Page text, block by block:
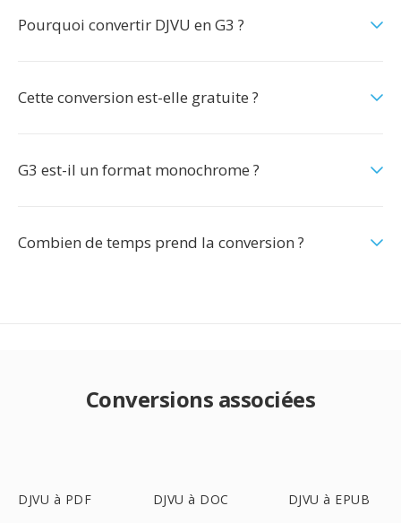
Pourquoi convertir DJVU en G3 ?
Cette conversion est-elle gratuite ?
G3 est-il un format monochrome ?
Combien de temps prend la conversion ?
Conversions associées
DJVU à PDF DJVU à DOC DJVU à EPUB